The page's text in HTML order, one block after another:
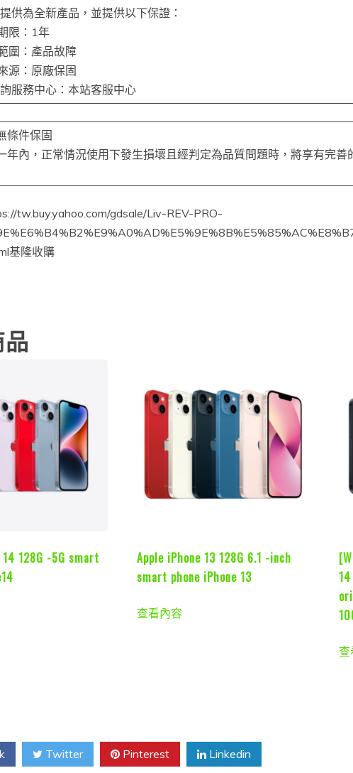
供為全新產品，並提供以下保證：
限：1年
圍：產品故障
源：原廠保固
服務中心：本站客服中心
條件保固
年內，正常情況使用下發生損壞且經判定為品質問題時，將享有完善
tw.buy.yahoo.com/gdsale/Liv-REV-PRO-
基隆收購
128G -5G smart
Apple iPhone 13 128G 6.1 -inch
smart phone iPhone 13
查看內容
Twitter Pinterest Linkedin